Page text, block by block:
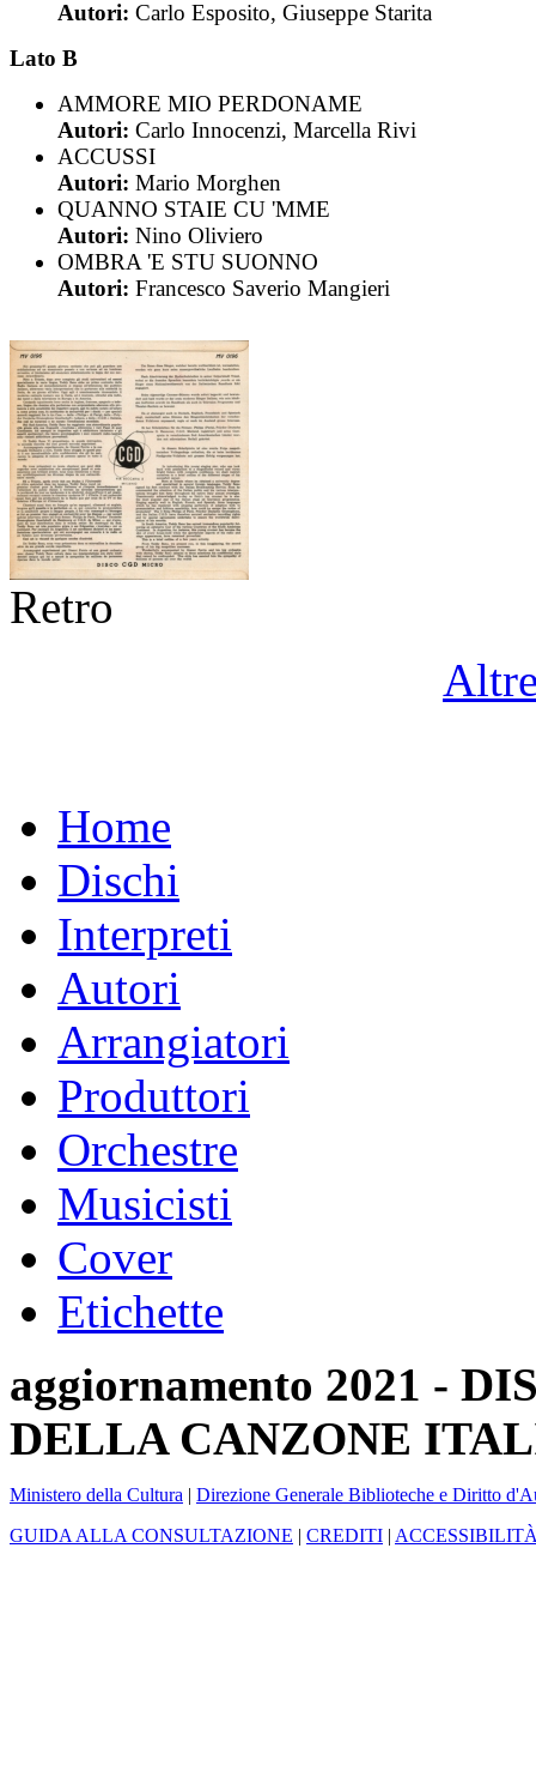
Autori: Carlo Esposito, Giuseppe Starita
Lato B
AMMORE MIO PERDONAME
Autori: Carlo Innocenzi, Marcella Rivi
ACCUSSI
Autori: Mario Morghen
QUANNO STAIE CU 'MME
Autori: Nino Oliviero
OMBRA 'E STU SUONNO
Autori: Francesco Saverio Mangieri
Retro
Home
Dischi
Interpreti
Autori
Arrangiatori
Produttori
Orchestre
Musicisti
Cover
Etichette
aggiornamento 2021 -
DELLA CANZONE
Ministero della Cultura | Direzione Generale Biblioteche e Diritto
GUIDA ALLA CONSULTAZIONE | CREDITI |